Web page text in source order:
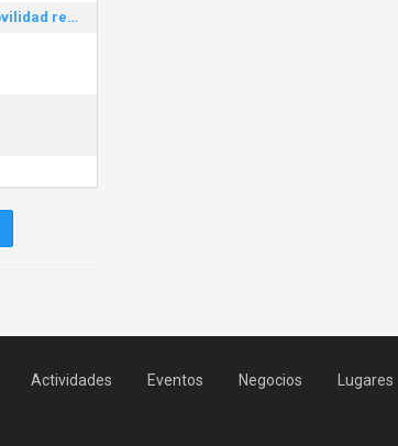
Adaptado para personas con movilidad reducida
Actividades Eventos Negocios Lugares